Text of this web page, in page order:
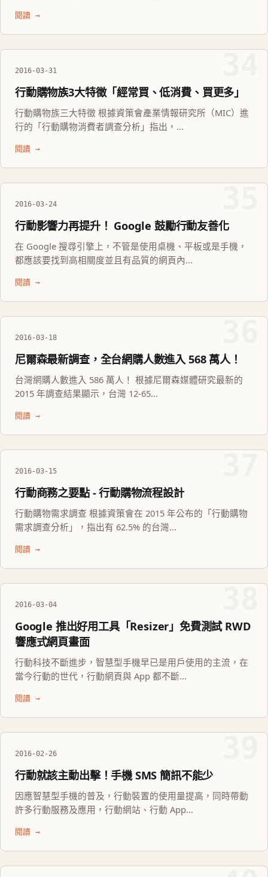
閱讀 →
2016-03-31
行動購物族3大特徵「經常買、低消費、買更多」
行動購物族三大特徵 根據資策會產業情報研究所（MIC）進
行的「行動購物消費者調查分析」指出，...
閱讀 →
2016-03-24
行動影響力再提升！ Google 鼓勵行動友善化
在 Google 搜尋引擎上，不管是使用桌機、平板或是手機，
都應該要找到高相關度並且有品質的網頁內...
閱讀 →
2016-03-18
尼爾森最新調查，全台網購人數進入 568 萬人！
台灣網購人數進入 586 萬人！ 根據尼爾森媒體研究最新的
2015 年調查結果顯示，台灣 12-65...
閱讀 →
2016-03-15
行動商務之要點 - 行動購物流程設計
行動購物需求調查 根據資策會在 2015 年公布的「行動購物
需求調查分析」，指出有 62.5% 的台灣...
閱讀 →
2016-03-04
Google 推出好用工具「Resizer」免費測試 RWD
響應式網頁畫面
行動科技不斷進步，智慧型手機早已是用戶使用的主流，在
當今行動的世代，行動網頁與 App 都不斷...
閱讀 →
2016-02-26
行動就該主動出擊！手機 SMS 簡訊不能少
因應智慧型手機的普及，行動裝置的使用量提高，同時帶動
許多行動服務及應用，行動網站、行動 App...
閱讀 →